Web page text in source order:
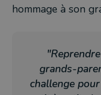
hommage à son
grands-
challenge